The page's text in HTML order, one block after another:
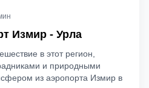
Измир - Урла
в этот регион,
и природными
из аэропорта Измир в